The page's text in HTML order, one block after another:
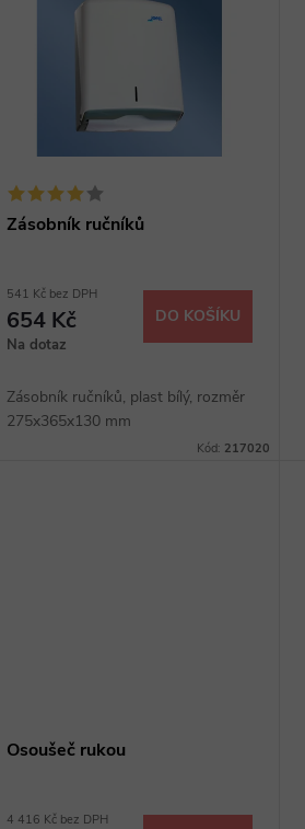
Zásobník ručníků
541 Kč bez DPH
654 Kč
Na dotaz
DO KOŠÍKU
Zásobník ručníků, plast bílý, rozměr
275x365x130 mm
Kód: 217020
Osoušeč rukou
4 416 Kč bez DPH